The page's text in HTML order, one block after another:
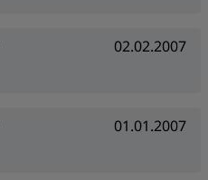
02.02.2007
01.01.2007